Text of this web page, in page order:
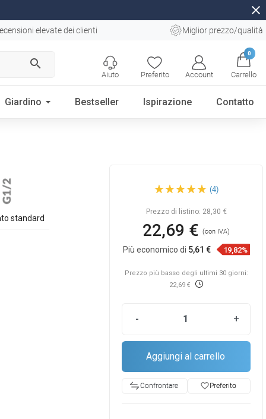
close
elevate dei clienti Miglior prezzo/qualità
search
Preferito Account
0
Carrello
Aiuto
Giardino Bestseller Ispirazione Contatto
standard
Mexen testa laterale a parete,
oro rosa - 79360-60
(4)
Prezzo di listino: 28,30 €
22,69 €(con IVA)
Più economico di 5,61 € 19,82%
Prezzo più basso degli ultimi 30 giorni:
22,69 €
- +
Aggiungi al carrello
Confrontare favorite_borderPreferito